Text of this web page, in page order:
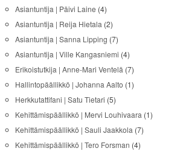
Asiantuntija | Päivi Laine (4)
Asiantuntija | Reija Hietala (2)
Asiantuntija | Sanna Lipping (7)
Asiantuntija | Ville Kangasniemi (4)
Erikoistutkija | Anne-Mari Ventelä (7)
Hallintopäällikkö | Johanna Aalto (1)
Herkkutattifani | Satu Tietari (5)
Kehittämispäällikkö | Mervi Louhivaara (1)
Kehittämispäällikkö | Sauli Jaakkola (7)
Kehittämispäällikkö | Tero Forsman (4)